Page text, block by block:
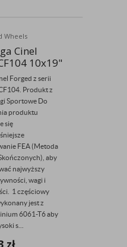
Wheels
Cinel
10x19"
Forged z serii
Produkt z
Sportowe Do
produktu
się
FEA (Metoda
aby
najwyższy
wagi i
1 częściowy
jest z
6061-T6 aby
s...
zł